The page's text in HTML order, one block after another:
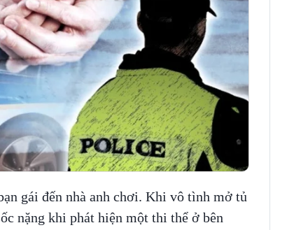
gái đến nhà anh chơi. Khi vô tình mở tủ
nặng khi phát hiện một thi thể ở bên